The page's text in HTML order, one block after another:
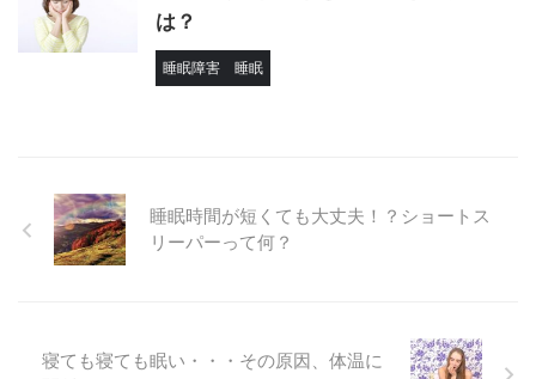
は？
睡眠障害 睡眠
睡眠時間が短くても大丈夫！？ショートス
リーパーって何？
寝ても寝ても眠い・・・その原因、体温に